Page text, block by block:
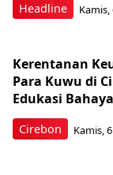
Headline Kamis,
Cirebon
Kerentanan
Para Kuwu di
Edukasi
Kamis,